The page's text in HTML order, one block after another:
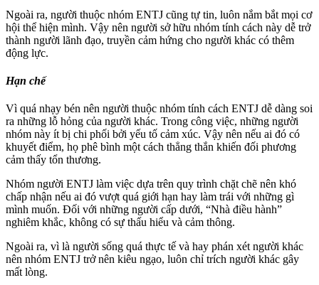
Ngoài ra, người thuộc nhóm ENTJ cũng tự tin, luôn nắm bắt mọi cơ
hội thể hiện mình. Vậy nên người sở hữu nhóm tính cách này dễ trở
thành người lãnh đạo, truyền cảm hứng cho người khác có thêm
động lực.
Hạn chế
Vì quá nhạy bén nên người thuộc nhóm tính cách ENTJ dễ dàng soi
ra những lỗ hỏng của người khác. Trong công việc, những người
nhóm này ít bị chi phối bởi yếu tố cảm xúc. Vậy nên nếu ai đó có
khuyết điểm, họ phê bình một cách thẳng thắn khiến đối phương
cảm thấy tổn thương.
Nhóm người ENTJ làm việc dựa trên quy trình chặt chẽ nên khó
chấp nhận nếu ai đó vượt quá giới hạn hay làm trái với những gì
mình muốn. Đối với những người cấp dưới, “Nhà điều hành”
nghiêm khắc, không có sự thấu hiểu và cảm thông.
Ngoài ra, vì là người sống quá thực tế và hay phán xét người khác
nên nhóm ENTJ trở nên kiêu ngạo, luôn chỉ trích người khác gây
mất lòng.